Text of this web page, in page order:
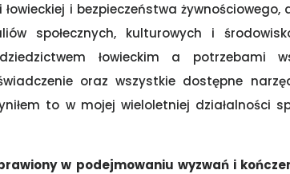
i bezpieczeństwa żywnościowego,
społecznych, kulturowych i
łowieckim a potrzebami
oraz wszystkie dostępne
to w mojej wieloletniej działalności
w podejmowaniu wyzwań i